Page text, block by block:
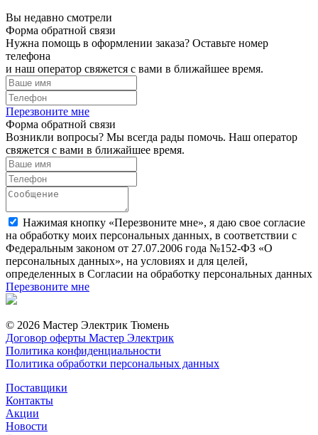
Вы недавно смотрели
Форма обратной связи
Нужна помощь в оформлении заказа? Оставьте номер
телефона
и наш оператор свяжется с вами в ближайшее время.
Перезвоните мне
Форма обратной связи
Возникли вопросы? Мы всегда рады помочь. Наш оператор
свяжется с вами в ближайшее время.
Нажимая кнопку «Перезвоните мне», я даю свое согласие
на обработку моих персональных данных, в соответствии с
Федеральным законом от 27.07.2006 года №152-ФЗ «О
персональных данных», на условиях и для целей,
определенных в Согласии на обработку персональных данных
Перезвоните мне
© 2026 Мастер Электрик Тюмень
Договор оферты Мастер Электрик
Политика конфиденциальности
Политика обработки персональных данных
Поставщики
Контакты
Акции
Новости